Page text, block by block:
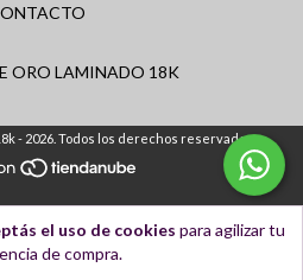
el uso de cookies para agilizar tu
de compra.
ORO LAMINADO 18K
- 2026. Todos los derechos reservados.